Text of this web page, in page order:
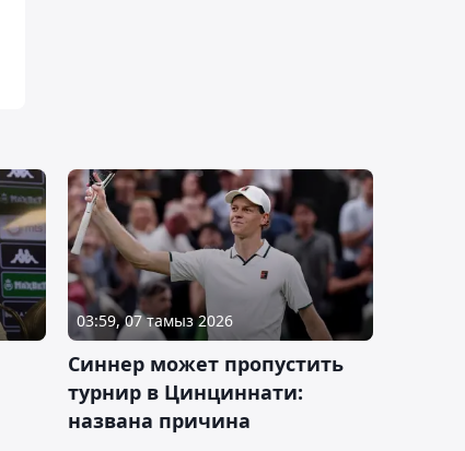
03:59, 07 тамыз 2026
Синнер может пропустить
турнир в Цинциннати:
названа причина